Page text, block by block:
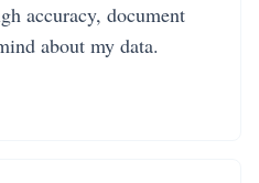
accuracy, document
about my data.